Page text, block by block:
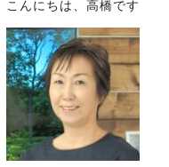
こんにちは、高橋です